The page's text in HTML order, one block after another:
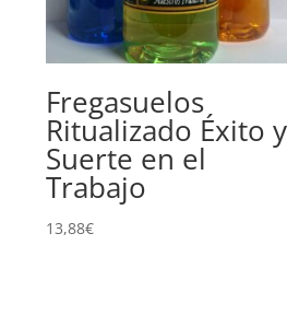
Fregasuelos
Ritualizado Éxito y
Suerte en el
Trabajo
13,88€